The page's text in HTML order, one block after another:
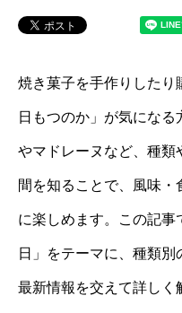
焼き菓子を手作りしたり
日もつのか」が気にな
やマドレーヌなど、種類
間を知ることで、風味
に楽しめます。この記事
日」をテーマに、種類
最新情報を交えて詳しく